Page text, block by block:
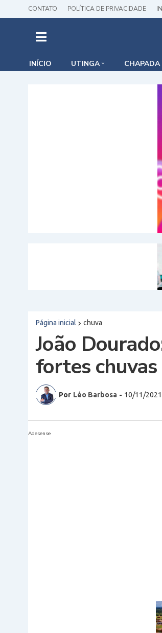
CONTATO POLÍTICA DE PRIVACIDADE
INÍCIO UTINGA CHAPADA
Página inicial chuva
João
fortes chuvas
Por Léo Barbosa - 10/11/
Adesense